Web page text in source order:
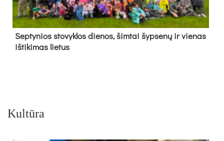
Sep­ty­nios sto­vyk­los die­nos, šim­tai šyp­se­nų ir vie­nas
iš­ti­ki­mas lie­tus
Kultūra